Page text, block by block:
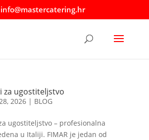
info@mastercatering.hr
za ugostiteljstvo
2026| BLOG
ugostiteljstvo – profesionalna
u Italiji. FIMAR je jedan od